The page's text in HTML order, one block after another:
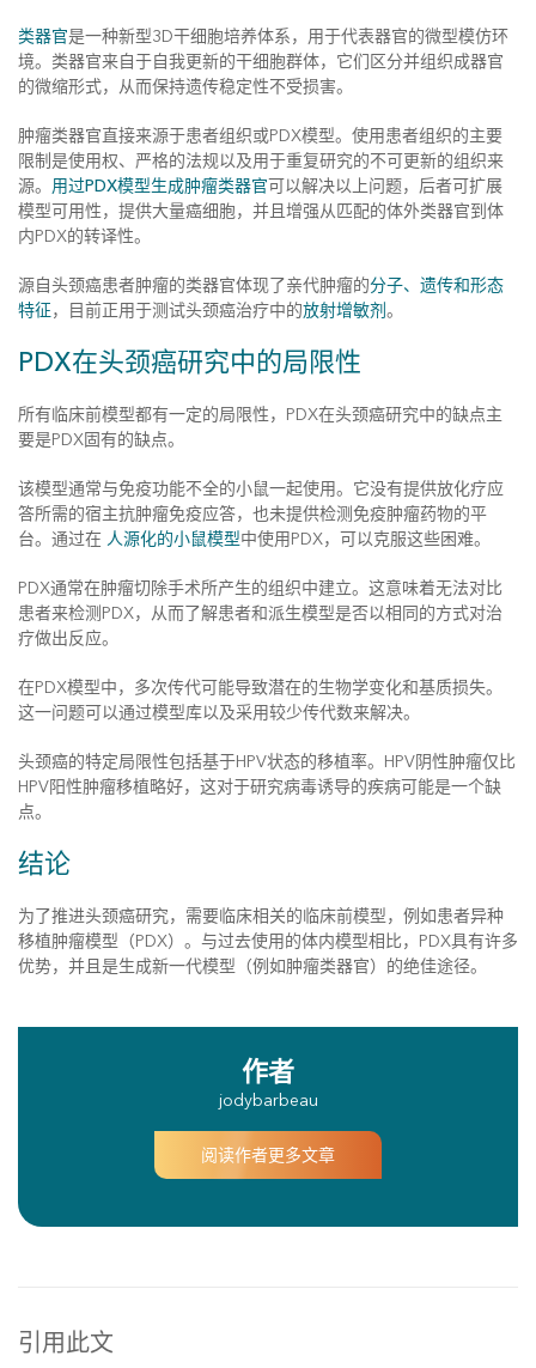
类器官是一种新型3D干细胞培养体系，用于代表器官的微型模仿环
境。类器官来自于自我更新的干细胞群体，它们区分并组织成器官
的微缩形式，从而保持遗传稳定性不受损害。
肿瘤类器官直接来源于患者组织或PDX模型。使用患者组织的主要
限制是使用权、严格的法规以及用于重复研究的不可更新的组织来
源。 用过PDX模型生成肿瘤类器官可以解决以上问题，后者可扩展
模型可用性，提供大量癌细胞，并且增强从匹配的体外类器官到体
内PDX的转译性。
源自头颈癌患者肿瘤的类器官体现了亲代肿瘤的分子、遗传和形态
特征，目前正用于测试头颈癌治疗中的放射增敏剂。
PDX在头颈癌研究中的局限性
所有临床前模型都有一定的局限性，PDX在头颈癌研究中的缺点主
要是PDX固有的缺点。
该模型通常与免疫功能不全的小鼠一起使用。它没有提供放化疗应
答所需的宿主抗肿瘤免疫应答，也未提供检测免疫肿瘤药物的平
台。通过在 人源化的小鼠模型中使用PDX，可以克服这些困难。
PDX通常在肿瘤切除手术所产生的组织中建立。这意味着无法对比
患者来检测PDX，从而了解患者和派生模型是否以相同的方式对治
疗做出反应。
在PDX模型中，多次传代可能导致潜在的生物学变化和基质损失。
这一问题可以通过模型库以及采用较少传代数来解决。
头颈癌的特定局限性包括基于HPV状态的移植率。HPV阴性肿瘤仅比
HPV阳性肿瘤移植略好，这对于研究病毒诱导的疾病可能是一个缺
点。
结论
为了推进头颈癌研究，需要临床相关的临床前模型，例如患者异种
移植肿瘤模型（PDX）。与过去使用的体内模型相比，PDX具有许多
优势，并且是生成新一代模型（例如肿瘤类器官）的绝佳途径。
作者
jodybarbeau
阅读作者更多文章
引用此文